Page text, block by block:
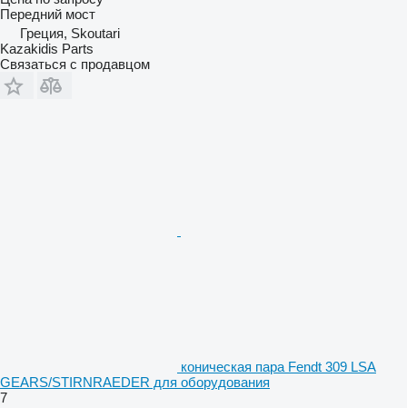
Передний мост
Греция, Skoutari
Kazakidis Parts
Связаться с продавцом
коническая пара Fendt 309 LSA
GEARS/STIRNRAEDER для оборудования
7